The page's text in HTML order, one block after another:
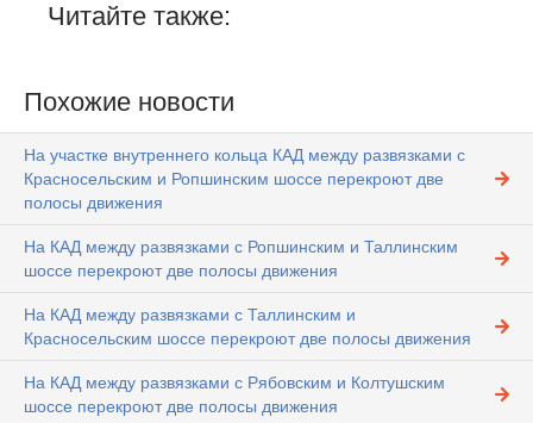
Читайте также:
Похожие новости
На участке внутреннего кольца КАД между развязками с
Красносельским и Ропшинским шоссе перекроют две
полосы движения
На КАД между развязками с Ропшинским и Таллинским
шоссе перекроют две полосы движения
На КАД между развязками с Таллинским и
Красносельским шоссе перекроют две полосы движения
На КАД между развязками с Рябовским и Колтушским
шоссе перекроют две полосы движения